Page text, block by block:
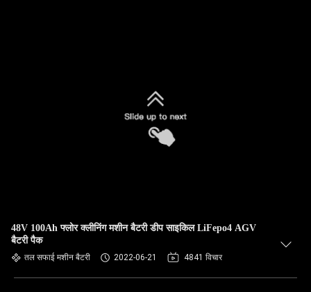
48V 100Ah फ्लोर क्लीनिंग मशीन बैटरी डीप साइकिल LiFepo4 AGV
बैटरी पैक
तल सफाई मशीन बैटरी 2022-06-21 4841 विचार